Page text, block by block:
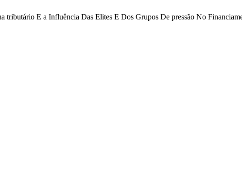
E a Influência Das Elites E Dos Grupos De pressão No